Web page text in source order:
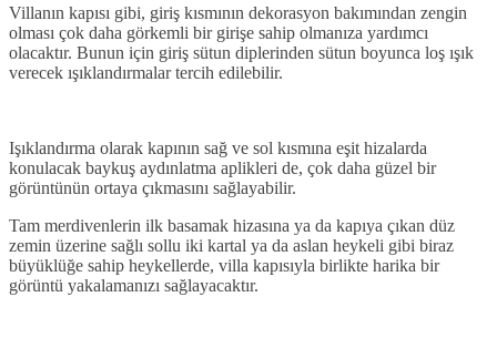
Villanın kapısı gibi, giriş kısmının dekorasyon bakımından zengin
olması çok daha görkemli bir girişe sahip olmanıza yardımcı
olacaktır. Bunun için giriş sütun diplerinden sütun boyunca loş ışık
verecek ışıklandırmalar tercih edilebilir.
Işıklandırma olarak kapının sağ ve sol kısmına eşit hizalarda
konulacak baykuş aydınlatma aplikleri de, çok daha güzel bir
görüntünün ortaya çıkmasını sağlayabilir.
Tam merdivenlerin ilk basamak hizasına ya da kapıya çıkan düz
zemin üzerine sağlı sollu iki kartal ya da aslan heykeli gibi biraz
büyüklüğe sahip heykellerde, villa kapısıyla birlikte harika bir
görüntü yakalamanızı sağlayacaktır.